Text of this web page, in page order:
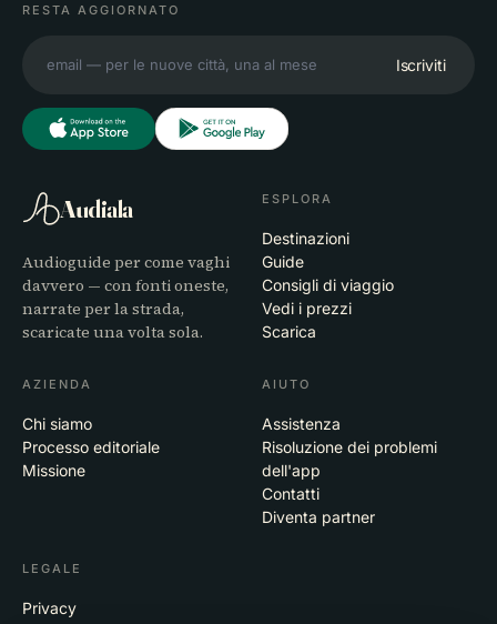
RESTA AGGIORNATO
Iscriviti
Audiala
Audioguide per come vaghi
davvero — con fonti oneste,
narrate per la strada,
scaricate una volta sola.
ESPLORA
Destinazioni
Guide
Consigli di viaggio
Vedi i prezzi
Scarica
AZIENDA
Chi siamo
Processo editoriale
Missione
AIUTO
Assistenza
Risoluzione dei problemi
dell'app
Contatti
Diventa partner
LEGALE
Privacy